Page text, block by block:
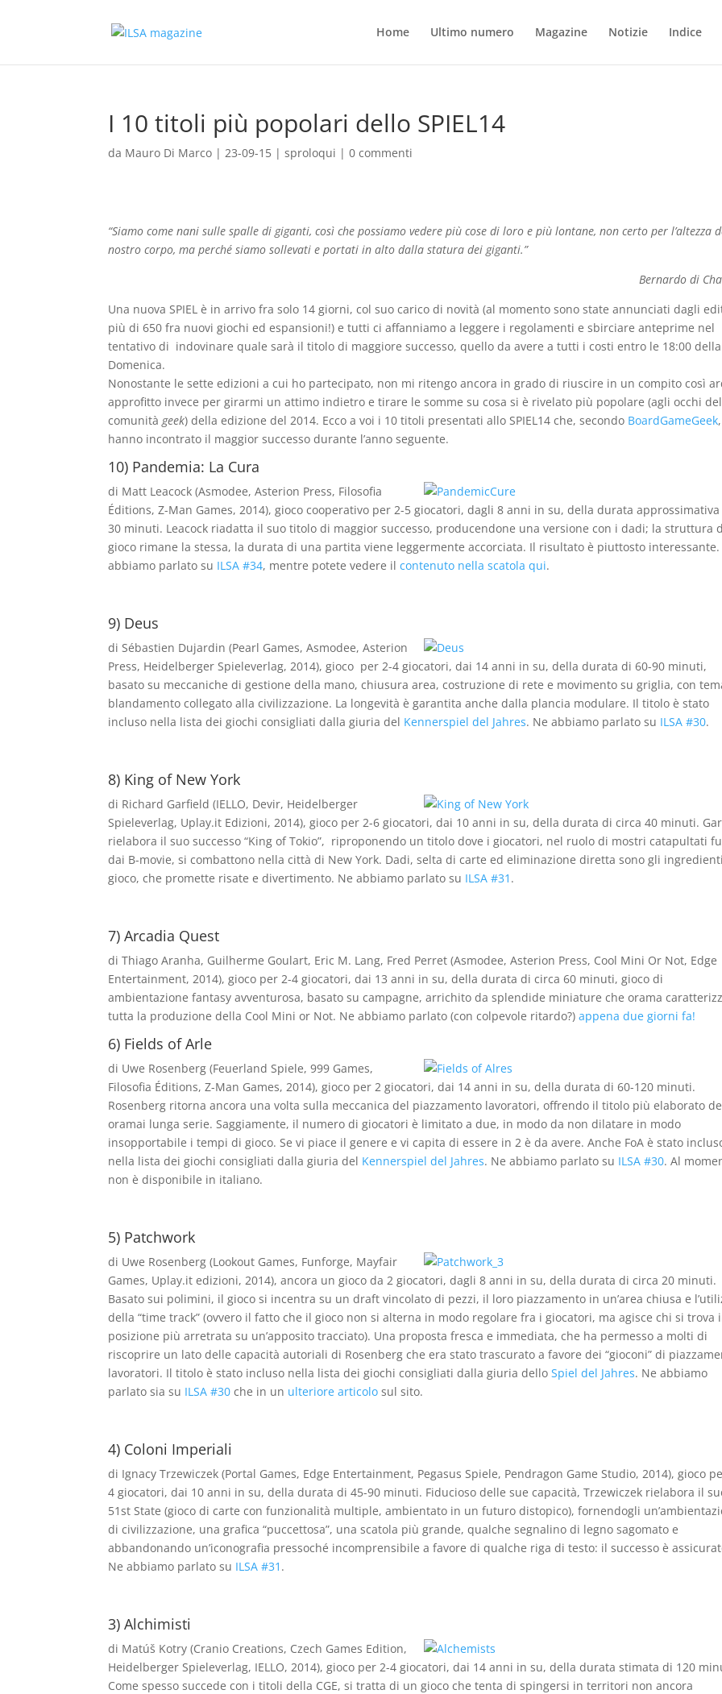
Home Ultimo numero Magazine Notizie Indice
I 10 titoli più popolari dello SPIEL14
da Mauro Di Marco |23-09-15 |sproloqui |0 commenti
“Siamo come nani sulle spalle di giganti, così che possiamo vedere più cose di loro e più lontane, non certo per l’altezza
nostro corpo, ma perché siamo sollevati e portati in alto dalla statura dei giganti.”
Bernardo di
Una nuova SPIEL è in arrivo fra solo 14 giorni, col suo carico di novità (al momento sono state annunciati dagli
più di 650 fra nuovi giochi ed espansioni!) e tutti ci affanniamo a leggere i regolamenti e sbirciare anteprime nel
tentativo di indovinare quale sarà il titolo di maggiore successo, quello da avere a tutti i costi entro le 18:00 della
Domenica.
Nonostante le sette edizioni a cui ho partecipato, non mi ritengo ancora in grado di riuscire in un compito così
approfitto invece per girarmi un attimo indietro e tirare le somme su cosa si è rivelato più popolare (agli occhi
comunitàgeek) della edizione del 2014. Ecco a voi i 10 titoli presentati allo SPIEL14 che, secondo BoardGameGeek,
hanno incontrato il maggior successo durante l’anno seguente.
10) Pandemia: La Cura
di Matt Leacock (Asmodee, Asterion Press, Filosofia
Éditions, Z-Man Games, 2014), gioco cooperativo per 2-5 giocatori, dagli 8 anni in su, della durata
30 minuti. Leacock riadatta il suo titolo di maggior successo, producendone una versione con i dadi; la struttura
gioco rimane la stessa, la durata di una partita viene leggermente accorciata. Il risultato è piuttosto interessante.
abbiamo parlato su ILSA #34, mentre potete vedere ilcontenuto nella scatola qui.
9) Deus
di Sébastien Dujardin (Pearl Games, Asmodee, Asterion
Press, Heidelberger Spieleverlag, 2014), gioco per 2-4 giocatori, dai 14 anni in su, della durata di 60-90 minuti,
basato su meccaniche di gestione della mano, chiusura area, costruzione di rete e movimento su griglia, con
blandamento collegato alla civilizzazione. La longevità è garantita anche dalla plancia modulare. Il titolo è stato
incluso nella lista dei giochi consigliati dalla giuria del Kennerspiel del Jahres. Ne abbiamo parlato su ILSA #30.
8) King of New York
di Richard Garfield (IELLO, Devir, Heidelberger
Spieleverlag, Uplay.it Edizioni, 2014), gioco per 2-6 giocatori, dai 10 anni in su, della durata di circa 40 minuti.
rielabora il suo successo “King of Tokio”, riproponendo un titolo dove i giocatori, nel ruolo di mostri catapultati
dai B-movie, si combattono nella città di New York. Dadi, selta di carte ed eliminazione diretta sono gli
gioco, che promette risate e divertimento. Ne abbiamo parlato su ILSA #31 .
7) Arcadia Quest
di Thiago Aranha, Guilherme Goulart, Eric M. Lang, Fred Perret (Asmodee, Asterion Press, Cool Mini Or Not, Edge
Entertainment, 2014), gioco per 2-4 giocatori, dai 13 anni in su, della durata di circa 60 minuti, gioco di
ambientazione fantasy avventurosa, basato su campagne, arrichito da splendide miniature che orama
tutta la produzione della Cool Mini or Not. Ne abbiamo parlato (con colpevole ritardo?) appena due giorni fa!
6) Fields of Arle
di Uwe Rosenberg (Feuerland Spiele, 999 Games,
Filosofia Éditions, Z-Man Games, 2014), gioco per 2 giocatori, dai 14 anni in su, della durata di 60-120 minuti.
Rosenberg ritorna ancora una volta sulla meccanica del piazzamento lavoratori, offrendo il titolo più elaborato
oramai lunga serie. Saggiamente, il numero di giocatori è limitato a due, in modo da non dilatare in modo
insopportabile i tempi di gioco. Se vi piace il genere e vi capita di essere in 2 è da avere. Anche FoA è stato
nella lista dei giochi consigliati dalla giuria del Kennerspiel del Jahres. Ne abbiamo parlato su ILSA #30. Al
non è disponibile in italiano.
5) Patchwork
di Uwe Rosenberg (Lookout Games, Funforge, Mayfair
Games, Uplay.it edizioni, 2014), ancora un gioco da 2 giocatori, dagli 8 anni in su, della durata di circa 20 minuti.
Basato sui polimini, il gioco si incentra su un draft vincolato di pezzi, il loro piazzamento in un’area chiusa e
della “time track” (ovvero il fatto che il gioco non si alterna in modo regolare fra i giocatori, ma agisce chi si trova
posizione più arretrata su un’apposito tracciato). Una proposta fresca e immediata, che ha permesso a molti di
riscoprire un lato delle capacità autoriali di Rosenberg che era stato trascurato a favore dei “gioconi” di
lavoratori. Il titolo è stato incluso nella lista dei giochi consigliati dalla giuria delloSpiel del Jahres. Ne abbiamo
parlato sia su ILSA #30 che in un ulteriore articolo sul sito.
4) Coloni Imperiali
di Ignacy Trzewiczek (Portal Games, Edge Entertainment, Pegasus Spiele, Pendragon Game Studio, 2014), gioco
4 giocatori, dai 10 anni in su, della durata di 45-90 minuti. Fiducioso delle sue capacità, Trzewiczek rielabora il
51st State (gioco di carte con funzionalità multiple, ambientato in un futuro distopico), fornendogli
di civilizzazione, una grafica “puccettosa”, una scatola più grande, qualche segnalino di legno sagomato e
abbandonando un’iconografia pressoché incomprensibile a favore di qualche riga di testo: il successo è
Ne abbiamo parlato su ILSA #31 .
3) Alchimisti
di Matúš Kotry (Cranio Creations, Czech Games Edition,
Heidelberger Spieleverlag, IELLO, 2014), gioco per 2-4 giocatori, dai 14 anni in su, della durata stimata di 120
Come spesso succede con i titoli della CGE, si tratta di un gioco che tenta di spingersi in territori non ancora